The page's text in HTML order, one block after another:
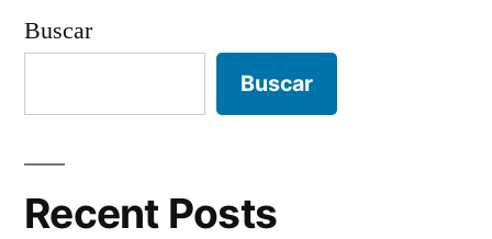
Buscar
Buscar
Recent Posts